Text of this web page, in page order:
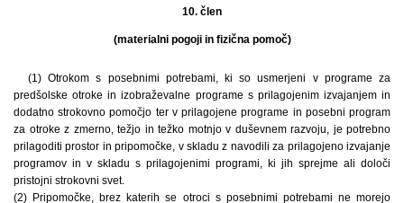
10. člen
(materialni pogoji in fizična pomoč)
(1) Otrokom s posebnimi potrebami, ki so usmerjeni v programe za
predšolske otroke in izobraževalne programe s prilagojenim izvajanjem in
dodatno strokovno pomočjo ter v prilagojene programe in posebni program
za otroke z zmerno, težjo in težko motnjo v duševnem razvoju, je potrebno
prilagoditi prostor in pripomočke, v skladu z navodili za prilagojeno izvajanje
programov in v skladu s prilagojenimi programi, ki jih sprejme ali določi
pristojni strokovni svet.
(2) Pripomočke, brez katerih se otroci s posebnimi potrebami ne morejo